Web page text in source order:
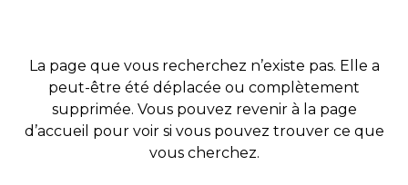
La page que vous recherchez n’existe pas. Elle a
peut-être été déplacée ou complètement
supprimée. Vous pouvez revenir à la page
d’accueil pour voir si vous pouvez trouver ce que
vous cherchez.